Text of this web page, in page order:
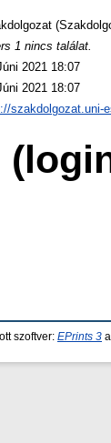
1 nincs találat.
2021 18:07
2021 18:07
szakdolgozat.uni-
szoftver: EPrints 3